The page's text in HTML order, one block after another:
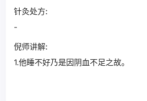
针灸处方:
-
倪师讲解:
1.他睡不好乃是因阴血不足之故。